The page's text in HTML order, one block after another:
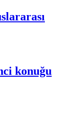
konuğu